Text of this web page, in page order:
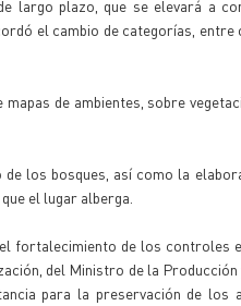
largo plazo, que se elevará a
el cambio de categorías, entre
de ambientes, sobre
los bosques, así como la
el lugar alberga.
fortalecimiento de los controles
del Ministro de la Producción
para la preservación de los